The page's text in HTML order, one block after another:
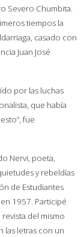
Severo Chumbita.
tiempos la
casado con
Juan José
por las luchas
que había
fue
Nervi, poeta,
y rebeldías
de Estudiantes
1957. Participé
del mismo
las letras con un